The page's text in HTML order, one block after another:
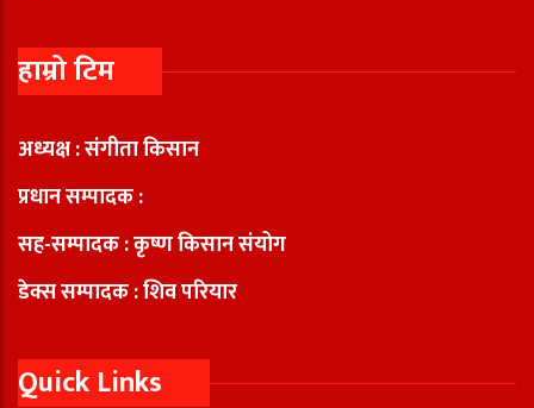
हाम्रो टिम
अध्यक्ष : संगीता किसान
प्रधान सम्पादक :
सह-सम्पादक : कृष्ण किसान संयोग
डेक्स सम्पादक : शिव परियार
Quick Links